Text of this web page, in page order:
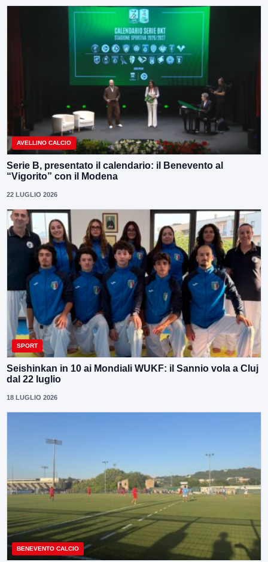
AVELLINO CALCIO
Serie B, presentato il calendario: il Benevento al
“Vigorito” con il Modena
22 LUGLIO 2026
SPORT
Seishinkan in 10 ai Mondiali WUKF: il Sannio vola a Cluj
dal 22 luglio
18 LUGLIO 2026
BENEVENTO CALCIO